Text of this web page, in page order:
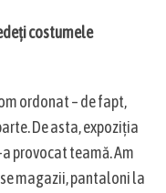
costumele
ordonat – de fapt,
De asta, expoziția
provocat teamă. Am
magazii, pantaloni la